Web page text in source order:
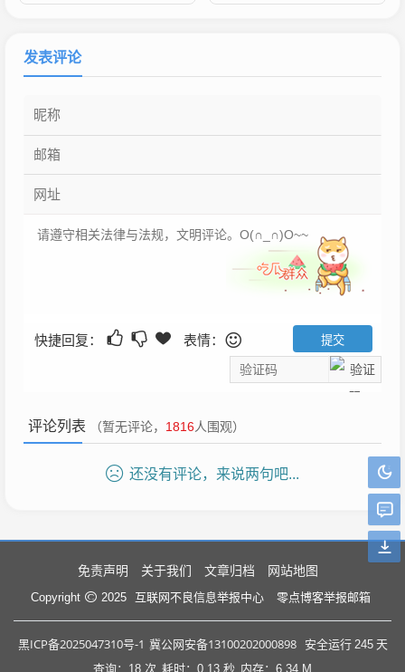
发表评论
快捷回复： 表情：
评论列表 （暂无评论， 1816人围观）
还没有评论，来说两句吧...
免责声明 关于我们 文章归档 网站地图
Copyright 2025 互联网不良信息举报中心 零点博客举报邮箱
黑ICP备2025047310号-1 冀公网安备13100202000898 安全运行 245 天
查询：18 次 耗时：0.13 秒 内存：6.34 M